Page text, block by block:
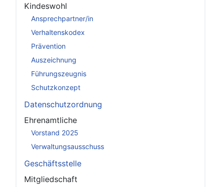
Kindeswohl
Ansprechpartner/in
Verhaltenskodex
Prävention
Auszeichnung
Führungszeugnis
Schutzkonzept
Datenschutzordnung
Ehrenamtliche
Vorstand 2025
Verwaltungsausschuss
Geschäftsstelle
Mitgliedschaft